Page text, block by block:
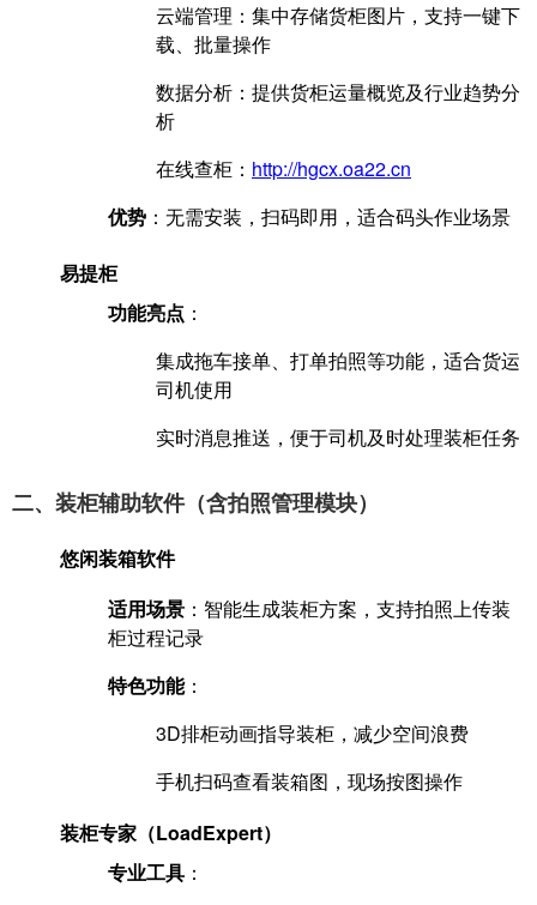
云端管理：集中存储货柜图片，支持一键下
载、批量操作‌
数据分析：提供货柜运量概览及行业趋势分
析‌
在线查柜： http://hgcx.oa22.cn
优势 ‌：无需安装，扫码即用，适合码头作业场景‌
易提柜
功能亮点 ‌：
集成拖车接单、打单拍照等功能，适合货运
司机使用‌
实时消息推送，便于司机及时处理装柜任务‌
二、装柜辅助软件（含拍照管理模块）
悠闲装箱软件
适用场景 ‌：智能生成装柜方案，支持拍照上传装
柜过程记录‌
特色功能‌：
3D排柜动画指导装柜，减少空间浪费‌
手机扫码查看装箱图，现场按图操作‌
装柜专家（LoadExpert）
专业工具 ‌：